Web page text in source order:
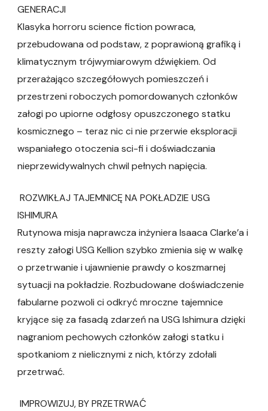
GENERACJI
Klasyka horroru science fiction powraca,
przebudowana od podstaw, z poprawioną grafiką i
klimatycznym trójwymiarowym dźwiękiem. Od
przerażająco szczegółowych pomieszczeń i
przestrzeni roboczych pomordowanych członków
załogi po upiorne odgłosy opuszczonego statku
kosmicznego – teraz nic ci nie przerwie eksploracji
wspaniałego otoczenia sci-fi i doświadczania
nieprzewidywalnych chwil pełnych napięcia.
ROZWIKŁAJ TAJEMNICĘ NA POKŁADZIE USG
ISHIMURA
Rutynowa misja naprawcza inżyniera Isaaca Clarke’a i
reszty załogi USG Kellion szybko zmienia się w walkę
o przetrwanie i ujawnienie prawdy o koszmarnej
sytuacji na pokładzie. Rozbudowane doświadczenie
fabularne pozwoli ci odkryć mroczne tajemnice
kryjące się za fasadą zdarzeń na USG Ishimura dzięki
nagraniom pechowych członków załogi statku i
spotkaniom z nielicznymi z nich, którzy zdołali
przetrwać.
IMPROWIZUJ, BY PRZETRWAĆ